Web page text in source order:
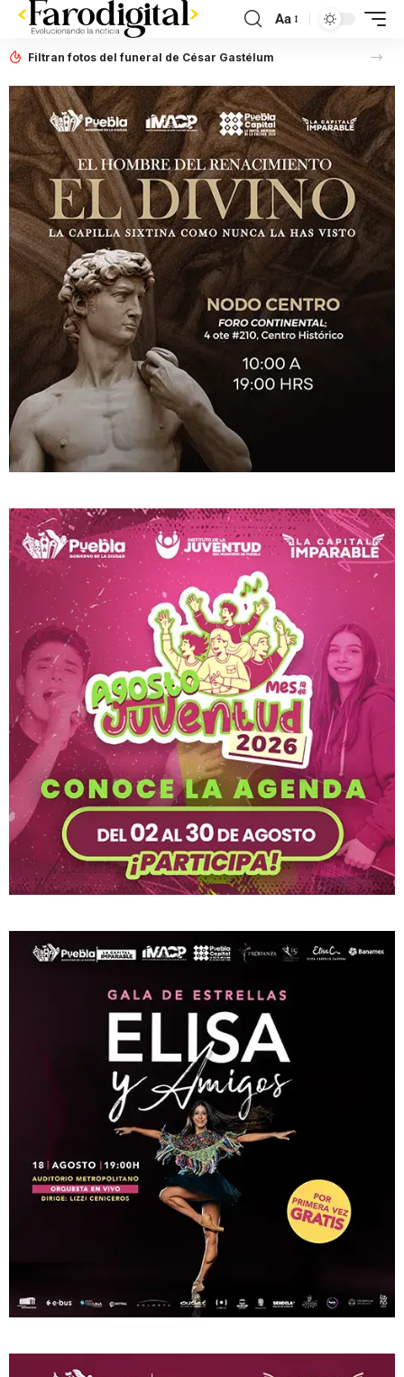
Aa
Filtran fotos del funeral de César Gastélum